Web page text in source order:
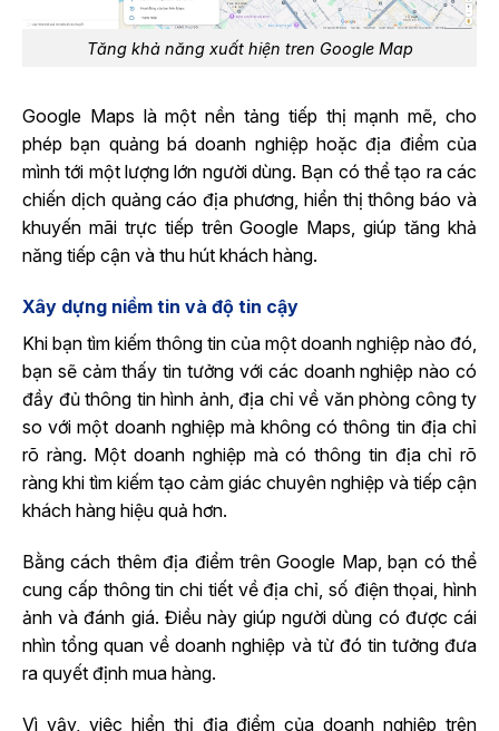
Tăng khả năng xuất hiện tren Google Map
Google Maps là một nền tảng tiếp thị mạnh mẽ, cho
phép bạn quảng bá doanh nghiệp hoặc địa điểm của
mình tới một lượng lớn người dùng. Bạn có thể tạo ra các
chiến dịch quảng cáo địa phương, hiển thị thông báo và
khuyến mãi trực tiếp trên Google Maps, giúp tăng khả
năng tiếp cận và thu hút khách hàng.
Xây dựng niềm tin và độ tin cậy
Khi bạn tìm kiếm thông tin của một doanh nghiệp nào đó,
bạn sẽ cảm thấy tin tưởng với các doanh nghiệp nào có
đầy đủ thông tin hình ảnh, địa chỉ về văn phòng công ty
so với một doanh nghiệp mà không có thông tin địa chỉ
rõ ràng. Một doanh nghiệp mà có thông tin địa chỉ rõ
ràng khi tìm kiếm tạo cảm giác chuyên nghiệp và tiếp cận
khách hàng hiệu quả hơn.
Bằng cách thêm địa điểm trên Google Map, bạn có thể
cung cấp thông tin chi tiết về địa chỉ, số điện thọai, hình
ảnh và đánh giá. Điều này giúp người dùng có được cái
nhìn tổng quan về doanh nghiệp và từ đó tin tưởng đưa
ra quyết định mua hàng.
Vì vậy, việc hiển thị địa điểm của doanh nghiệp trên